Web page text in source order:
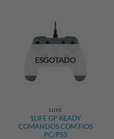
ESGOTADO
1LIFE
1LIFE GP READY
COMANDOS COM FIOS
PC/PS3